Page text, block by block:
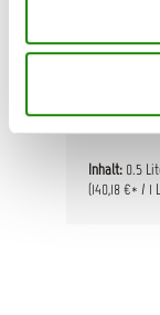
Inhalt: 0.5
(140,18 €* / 1